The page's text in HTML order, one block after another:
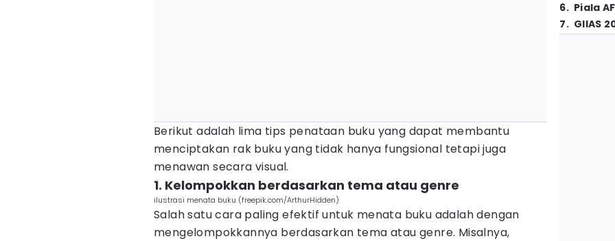
Berikut adalah lima tips penataan buku yang dapat membantu
menciptakan rak buku yang tidak hanya fungsional tetapi juga
menawan secara visual.
1. Kelompokkan berdasarkan tema atau genre
ilustrasi menata buku (freepik.com/ArthurHidden)
Salah satu cara paling efektif untuk menata buku adalah dengan
mengelompokkannya berdasarkan tema atau genre. Misalnya,
6. Piala
7. GIIAS